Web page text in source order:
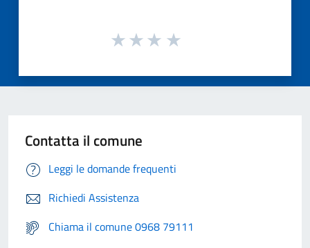
Contatta il comune
Leggi le domande frequenti
Richiedi Assistenza
Chiama il comune 0968 79111